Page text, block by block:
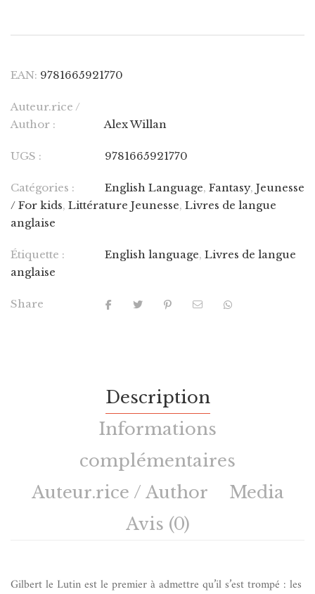
EAN: 9781665921770
Auteur.rice /
Author :
Alex Willan
UGS : 9781665921770
Catégories : English Language, Fantasy, Jeunesse
/ For kids, Littérature Jeunesse, Livres de langue
anglaise
Étiquette : English language, Livres de langue
anglaise
Share
Description
Informations
complémentaires
Auteur.rice / Author
Media
Avis (0)
Gilbert le Lutin est le premier à admettre qu’il s’est trompé : les